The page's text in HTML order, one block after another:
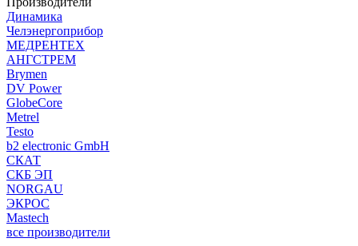
Динамика
Челэнергоприбор
МЕДРЕНТЕХ
АНГСТРЕМ
Brymen
DV Power
GlobeCore
Metrel
Testo
b2 electronic GmbH
СКАТ
СКБ ЭП
NORGAU
ЭКРОС
Mastech
все производители